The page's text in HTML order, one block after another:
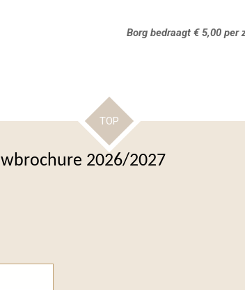
Borg bedraagt € 5,00 per
TOP
2026/2027